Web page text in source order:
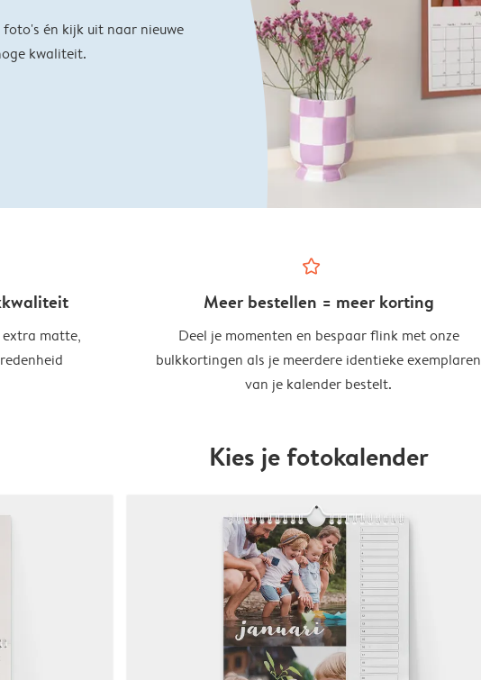
én kijk uit naar nieuwe
kwaliteit.
matte,
star_outline
Meer bestellen = meer korting
Deel je momenten en bespaar flink met onze
bulkkortingen als je meerdere identieke exemplaren
van je kalender bestelt.
Kies je fotokalender